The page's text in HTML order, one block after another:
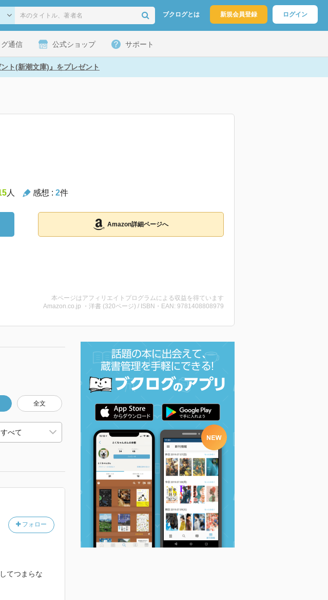
ブクログとは 新規会員登録 ログイン
通信 公式ショップ サポート
ト(新潮文庫)』をプレゼント
人 感想 : 2件
Amazon詳細ページへ
本ページはアフィリエイトプログラムによる収益を得ています
Amazon.co.jp ・洋書 (320ページ) / ISBN・EAN: 9781408808979
全文
フォロー
てつまらな